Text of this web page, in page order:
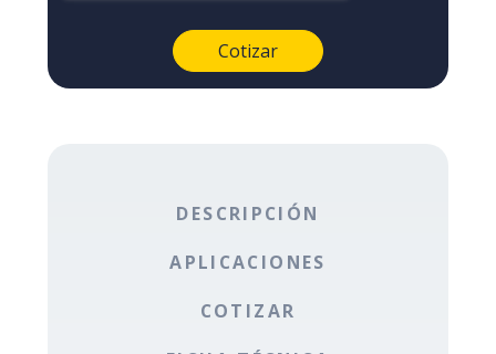
DESCRIPCIÓN
APLICACIONES
COTIZAR